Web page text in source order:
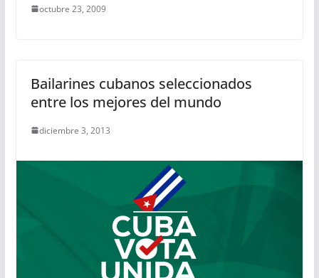
octubre 23, 2009
Bailarines cubanos seleccionados
entre los mejores del mundo
diciembre 3, 2013